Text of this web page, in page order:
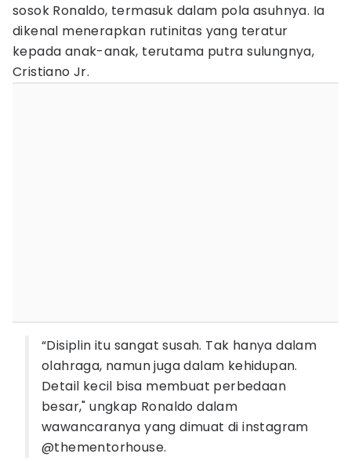
sosok Ronaldo, termasuk dalam pola asuhnya. Ia
dikenal menerapkan rutinitas yang teratur
kepada anak-anak, terutama putra sulungnya,
Cristiano Jr.
“Disiplin itu sangat susah. Tak hanya dalam
olahraga, namun juga dalam kehidupan.
Detail kecil bisa membuat perbedaan
besar," ungkap Ronaldo dalam
wawancaranya yang dimuat di instagram
@thementorhouse.